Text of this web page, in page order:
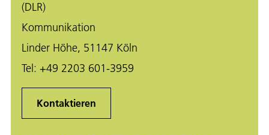
(DLR)
Kommunikation
Linder Höhe, 51147 Köln
Tel: +49 2203 601-3959
Kontaktieren